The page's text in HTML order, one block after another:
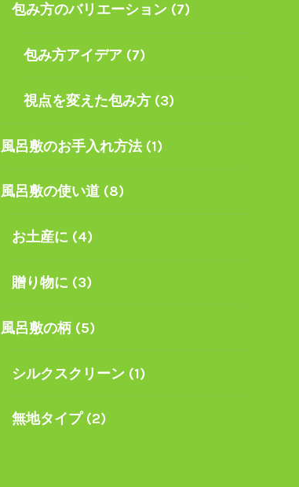
包み方のバリエーション (7)
包み方アイデア(7)
視点を変えた包み方(3)
風呂敷のお手入れ方法(1)
風呂敷の使い道 (8)
お土産に (4)
贈り物に (3)
風呂敷の柄 (5)
シルクスクリーン (1)
無地タイプ(2)